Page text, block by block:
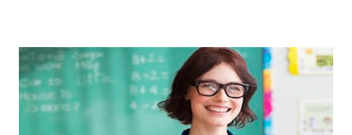
sempre as intervenções feitas para ações apresentadas,
isso ressalta trabalho. SUGESTÕES DE PALAVRAS E
EXPRESSÕES PARA USO EM RELATÓRIOS Você pensa Você
escreve O aluno não sabe O aluno não adquiriu os